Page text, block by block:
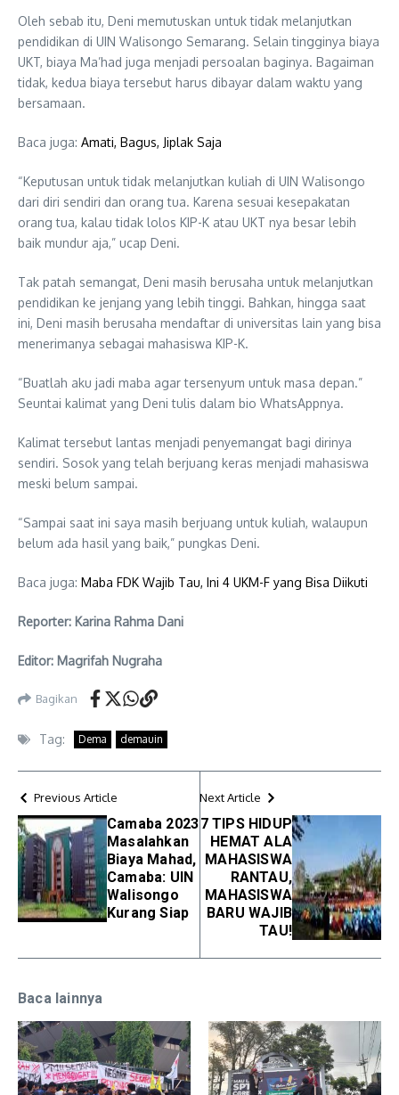
Oleh sebab itu, Deni memutuskan untuk tidak melanjutkan
pendidikan di UIN Walisongo Semarang. Selain tingginya biaya
UKT, biaya Ma’had juga menjadi persoalan baginya. Bagaiman
tidak, kedua biaya tersebut harus dibayar dalam waktu yang
bersamaan.
Baca juga: Amati, Bagus, Jiplak Saja
“Keputusan untuk tidak melanjutkan kuliah di UIN Walisongo
dari diri sendiri dan orang tua. Karena sesuai kesepakatan
orang tua, kalau tidak lolos KIP-K atau UKT nya besar lebih
baik mundur aja,” ucap Deni.
Tak patah semangat, Deni masih berusaha untuk melanjutkan
pendidikan ke jenjang yang lebih tinggi. Bahkan, hingga saat
ini, Deni masih berusaha mendaftar di universitas lain yang bisa
menerimanya sebagai mahasiswa KIP-K.
“Buatlah aku jadi maba agar tersenyum untuk masa depan.”
Seuntai kalimat yang Deni tulis dalam bio WhatsAppnya.
Kalimat tersebut lantas menjadi penyemangat bagi dirinya
sendiri. Sosok yang telah berjuang keras menjadi mahasiswa
meski belum sampai.
“Sampai saat ini saya masih berjuang untuk kuliah, walaupun
belum ada hasil yang baik,” pungkas Deni.
Baca juga: Maba FDK Wajib Tau, Ini 4 UKM-F yang Bisa Diikuti
Reporter: Karina Rahma Dani
Editor: Magrifah Nugraha
Bagikan
Tag: Dema demauin
Previous Article
Camaba 2023
Masalahkan
Biaya Mahad,
Camaba: UIN
Walisongo
Kurang Siap
Next Article
7 TIPS HIDUP
HEMAT ALA
MAHASISWA
RANTAU,
MAHASISWA
BARU WAJIB
TAU!
Baca lainnya